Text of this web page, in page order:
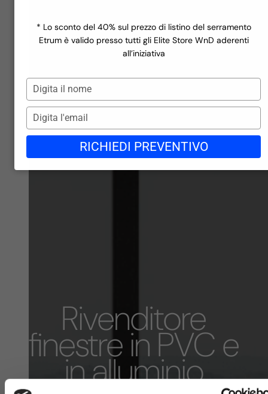
* Lo sconto del 40% sul prezzo di listino del serramento
Etrum è valido presso tutti gli Elite Store WnD aderenti
all’iniziativa
Digita
il
nome
Digita
l'email
RICHIEDI PREVENTIVO
Scopri la linea
Finiture in PVC
Finiture in PVC
Finiture in Alluminio
Realizzazioni
Azienda
Gli store di WND
Lavora con noi
Richiedi preventivo →
Rivenditore
finestre in PVC e
in alluminio